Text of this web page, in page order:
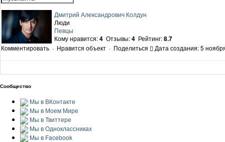
Дмитрий Александрович Колдун
Люди
Певцы
Кому нравится:4 Отзывы:4 Рейтинг:8.7
Комментировать · Нравится объект · Поделиться Дата создания: 5
Сообщество
Мы в ВКонтакте
Мы в Моем Мире
Мы в Твиттере
Мы в Одноклассниках
Мы в Facebook